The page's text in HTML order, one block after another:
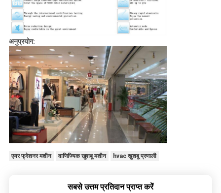
अनुप्रयोग:
एयर फ्रेशनर मशीन वाणिज्यिक खुशबू मशीन hvac खुशबू प्रणाली
सबसे उत्तम प्रतिदान प्राप्त करें